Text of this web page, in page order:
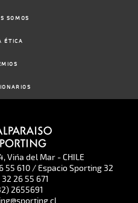
SOMOS
ÉTICA
Viña del Mar - CHILE
55 610 / Espacio Sporting 32
26 55 671
2655691